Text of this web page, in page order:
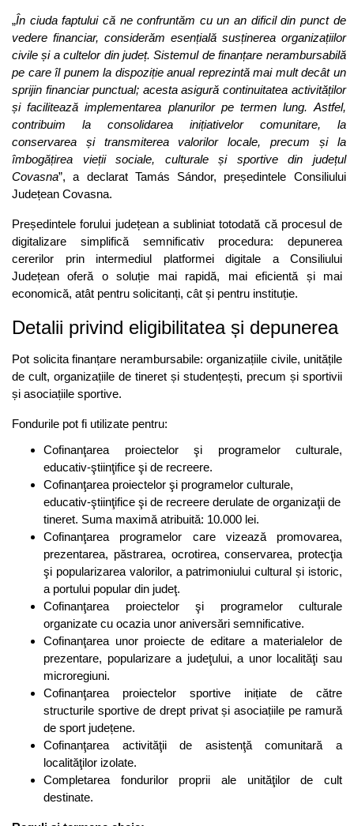
„În ciuda faptului că ne confruntăm cu un an dificil din punct de
vedere financiar, considerăm esențială susținerea organizațiilor
civile și a cultelor din județ. Sistemul de finanțare nerambursabilă
pe care îl punem la dispoziție anual reprezintă mai mult decât un
sprijin financiar punctual; acesta asigură continuitatea activităților
și facilitează implementarea planurilor pe termen lung. Astfel,
contribuim la consolidarea inițiativelor comunitare, la
conservarea și transmiterea valorilor locale, precum și la
îmbogățirea vieții sociale, culturale și sportive din județul
Covasna”, a declarat Tamás Sándor, președintele Consiliului
Județean Covasna.
Președintele forului județean a subliniat totodată că procesul de
digitalizare simplifică semnificativ procedura: depunerea
cererilor prin intermediul platformei digitale a Consiliului
Județean oferă o soluție mai rapidă, mai eficientă și mai
economică, atât pentru solicitanți, cât și pentru instituție.
Detalii privind eligibilitatea și depunerea
Pot solicita finanțare nerambursabile: organizațiile civile, unitățile
de cult, organizațiile de tineret și studențești, precum și sportivii
și asociațiile sportive.
Fondurile pot fi utilizate pentru:
Cofinanţarea proiectelor şi programelor culturale,
educativ-ştiinţifice şi de recreere.
Cofinanţarea proiectelor şi programelor culturale,
educativ-ştiinţifice şi de recreere derulate de organizaţii de
tineret. Suma maximă atribuită: 10.000 lei.
Cofinanţarea programelor care vizează promovarea,
prezentarea, păstrarea, ocrotirea, conservarea, protecţia
şi popularizarea valorilor, a patrimoniului cultural și istoric,
a portului popular din judeţ.
Cofinanţarea proiectelor şi programelor culturale
organizate cu ocazia unor aniversări semnificative.
Cofinanţarea unor proiecte de editare a materialelor de
prezentare, popularizare a judeţului, a unor localităţi sau
microregiuni.
Cofinanţarea proiectelor sportive inițiate de către
structurile sportive de drept privat și asociațiile pe ramură
de sport județene.
Cofinanţarea activităţii de asistenţă comunitară a
localităţilor izolate.
Completarea fondurilor proprii ale unităţilor de cult
destinate.